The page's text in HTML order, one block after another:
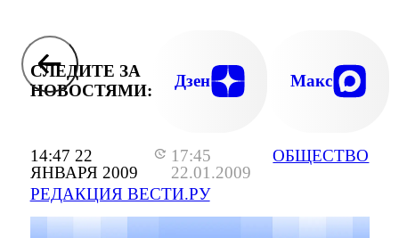
14:47 22
ЯНВАРЯ 2009
17:45
22.01.2009
РЕДАКЦИЯ ВЕСТИ.РУ
ОБЩЕСТВО
СЛЕДИТЕ ЗА
НОВОСТЯМИ:
Дзен Макс